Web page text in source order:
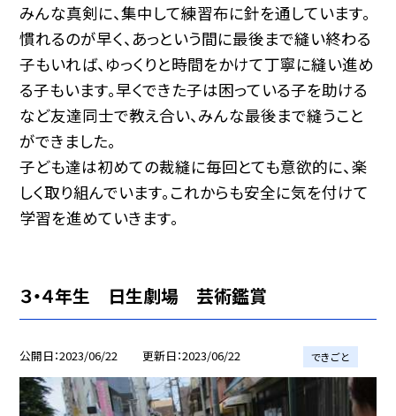
みんな真剣に、集中して練習布に針を通しています。
慣れるのが早く、あっという間に最後まで縫い終わる
子もいれば、ゆっくりと時間をかけて丁寧に縫い進め
る子もいます。早くできた子は困っている子を助ける
など友達同士で教え合い、みんな最後まで縫うこと
ができました。
子ども達は初めての裁縫に毎回とても意欲的に、楽
しく取り組んでいます。これからも安全に気を付けて
学習を進めていきます。
３・４年生 日生劇場 芸術鑑賞
公開日 2023/06/22 更新日 2023/06/22 できごと